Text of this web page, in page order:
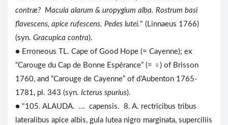
contræ? Macula alarum & uropygium alba. Rostrum basi
flavescens, apice rufescens. Pedes lutei." (Linnaeus 1766)
(syn. Gracupica contra).
● Erroneous TL. Cape of Good Hope (= Cayenne); ex
“Carouge du Cap de Bonne Espérance” (= ♀) of Brisson
1760, and “Carouge de Cayenne” of d’Aubenton 1765-
1781, pl. 343 (syn. Icterus spurius).
● "105. ALAUDA. ... capensis. 8. A. rectricibus tribus
lateralibus apice albis, gula lutea nigro marginata, superciliis